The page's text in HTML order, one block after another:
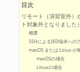
目次
リモート（演習室外）
ト対象外となりました）
概要
SSHによるIED端末への
macOS または Linux が
macOSの場合
Linuxの場合